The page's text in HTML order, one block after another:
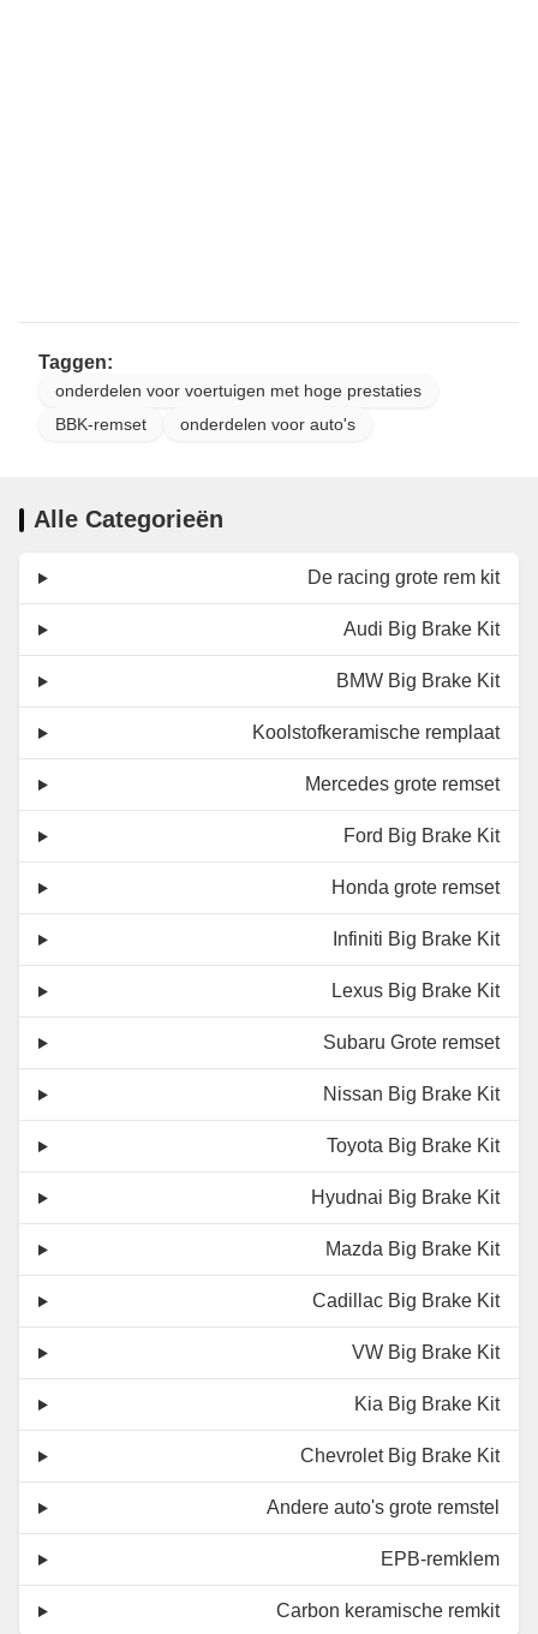
Taggen:
onderdelen voor voertuigen met hoge prestaties
BBK-remset
onderdelen voor auto's
Alle Categorieën
De racing grote rem kit
Audi Big Brake Kit
BMW Big Brake Kit
Koolstofkeramische remplaat
Mercedes grote remset
Ford Big Brake Kit
Honda grote remset
Infiniti Big Brake Kit
Lexus Big Brake Kit
Subaru Grote remset
Nissan Big Brake Kit
Toyota Big Brake Kit
Hyudnai Big Brake Kit
Mazda Big Brake Kit
Cadillac Big Brake Kit
VW Big Brake Kit
Kia Big Brake Kit
Chevrolet Big Brake Kit
Andere auto's grote remstel
EPB-remklem
Carbon keramische remkit